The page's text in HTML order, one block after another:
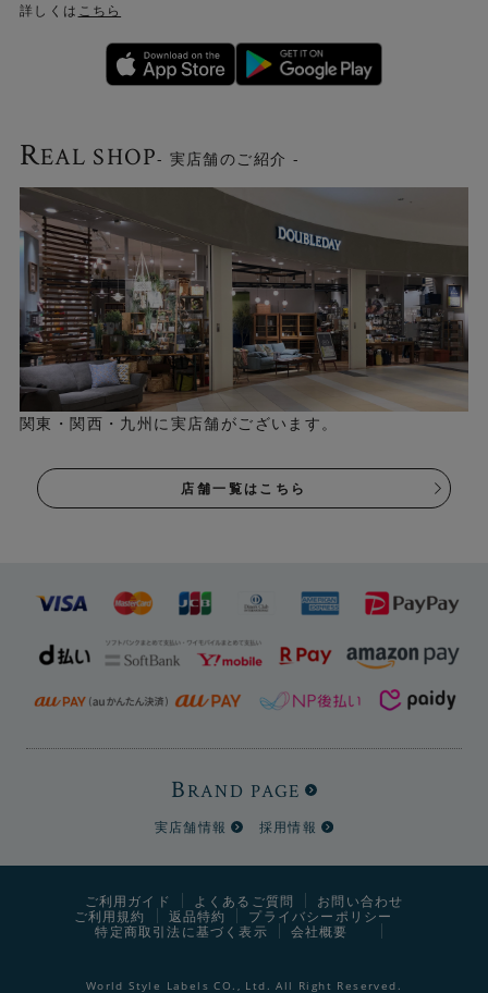
詳しくは こちら
REAL SHOP- 実店舗のご紹介 -
関東・関西・九州に実店舗がございます。
店舗一覧はこちら
BRAND PAGE
実店舗情報 採用情報
ご利用ガイド よくあるご質問
お問い合わせ
ご利用規約
返品特約
プライバシーポリシー
特定商取引法に基づく表示
会社概要
World Style Labels CO., Ltd. All Right Reserved.